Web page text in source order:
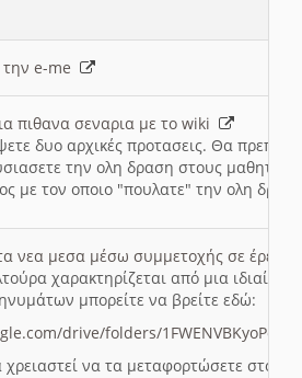
e-me
πιθανα σεναρια με το wiki
δυο αρχικές προτασεις. Θα πρεπει
την ολη δραση στους μαθητες
με τον οποιο "πουλατε" την ολη
νεα μεσα μέσω συμμετοχής σε
χαρακτηρίζεται από μια
μπορείτε να βρείτε εδώ:
drive/folders/
να τα μεταφορτώσετε στο